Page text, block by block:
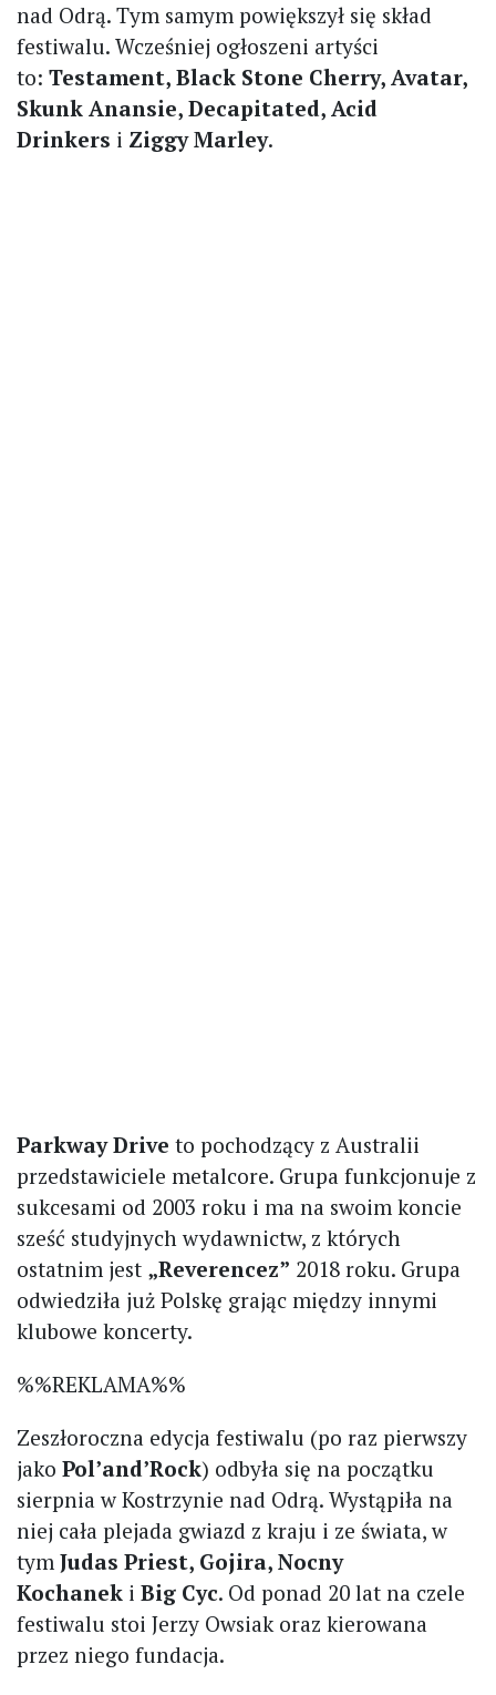
nad Odrą. Tym samym powiększył się skład
festiwalu. Wcześniej ogłoszeni artyści
to: Testament, Black Stone Cherry, Avatar,
Skunk Anansie, Decapitated, Acid
Drinkers i Ziggy Marley.
Parkway Drive to pochodzący z Australii
przedstawiciele metalcore. Grupa funkcjonuje z
sukcesami od 2003 roku i ma na swoim koncie
sześć studyjnych wydawnictw, z których
ostatnim jest „Reverencez” 2018 roku. Grupa
odwiedziła już Polskę grając między innymi
klubowe koncerty.
%%REKLAMA%%
Zeszłoroczna edycja festiwalu (po raz pierwszy
jako Pol’and’Rock) odbyła się na początku
sierpnia w Kostrzynie nad Odrą. Wystąpiła na
niej cała plejada gwiazd z kraju i ze świata, w
tym Judas Priest, Gojira, Nocny
Kochanek i Big Cyc. Od ponad 20 lat na czele
festiwalu stoi Jerzy Owsiak oraz kierowana
przez niego fundacja.